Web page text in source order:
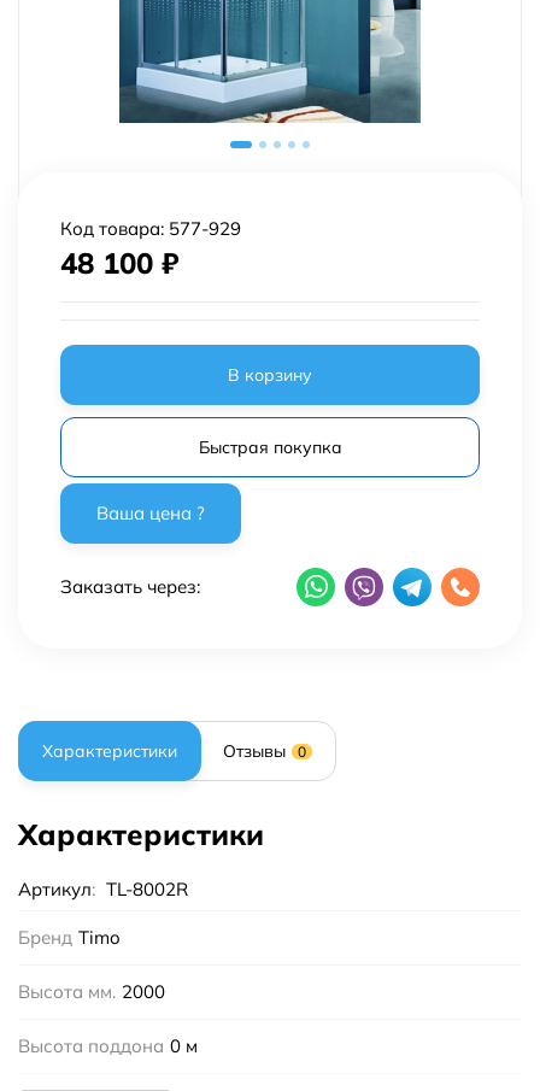
Код товара: 577-929
48 100 ₽
В корзину
Быстрая покупка
Заказать через:
Характеристики Отзывы 0
Характеристики
Артикул: TL-8002R
Бренд Timo
Высота мм. 2000
Высота поддона 0 м